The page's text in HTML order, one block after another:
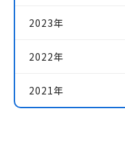
2023年
2022年
2021年